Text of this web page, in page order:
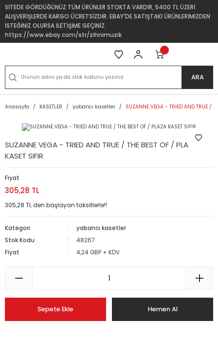
SİTEDE GÖRDÜĞÜNÜZ TÜM ÜRÜNLER STOKTA VARDIR, 5400 TL ÜZERİ
ALIŞVERİŞLERDE KARGO ÜCRETSİZDİR. EBAY'DE SATIŞTAKİ ÜRÜNLERİMİZDEN
İSTEĞİNİZ OLURSA İLETİŞİME GEÇİNİZ.
https://www.ebay.com/str/zihnimuzik
ARA
Anasayfa KASETLER yabancı kasetler SUZANNE VEGA - TRIED AND TRUE /
SUZANNE VEGA - TRIED AND TRUE / THE BEST OF / PLAZA
KASET SIFIR
Fiyat
305,28 TL
305,28 TL den başlayan taksitlerle!!
Kategori
yabancı kasetler
Stok Kodu
48267
Fiyat
4,24 GBP + KDV
Sepete Ekle Hemen Al